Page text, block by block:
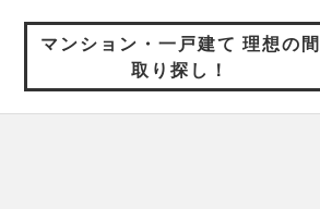
マンション・一戸建て 理想の間
取り探し！